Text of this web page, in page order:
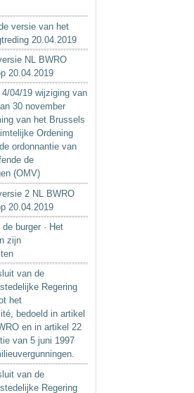
versie van het
20.04.2019
NL BWRO
20.04.2019
04/19 wijziging van
30 november
van het Brussels
Ordening
ordonnantie van
de
(OMV)
2 NL BWRO
20.04.2019
burger · Het
zijn
van de
Regering
het
bedoeld in artikel
en in artikel 22
van 5 juni 1997
van de
Regering